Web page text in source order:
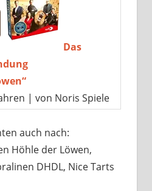
Das
| von Noris Spiele
auch nach:
Höhle der Löwen,
DHDL, Nice Tarts